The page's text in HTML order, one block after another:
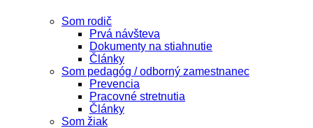
Som rodič
Prvá návšteva
Dokumenty na stiahnutie
Články
Som pedagóg / odborný zamestnanec
Prevencia
Pracovné stretnutia
Články
Som žiak